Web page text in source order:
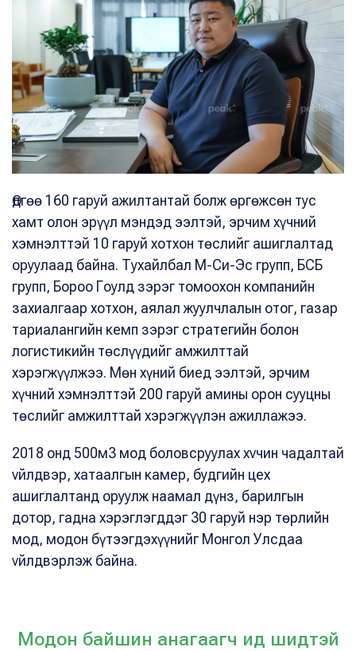
Өдгөө 160 гаруй ажилтантай болж өргөжсөн тус
хамт олон эрүүл мэндэд ээлтэй, эрчим хүчний
хэмнэлттэй 10 гаруй хотхон төслийг ашиглалтад
оруулаад байна. Тухайлбал М-Си-Эс групп, БСБ
групп, Бороо Гоулд зэрэг томоохон компанийн
захиалгаар хотхон, аялал жуулчлалын отог, газар
тариалангийн кемп зэрэг стратегийн болон
логистикийн төслүүдийг амжилттай
хэрэгжүүлжээ. Мөн хүний биед ээлтэй, эрчим
хүчний хэмнэлттэй 200 гаруй амины орон сууцны
төслийг амжилттай хэрэгжүүлэн ажиллажээ.
2018 онд 500м3 мод боловсруулах хvчин чадалтай
vйлдвэр, хатаалгын камер, будгийн цех
ашиглалтанд оруулж наамал дүнз, барилгын
дотор, гадна хэрэглэгддэг 30 гаруй нэр төрлийн
мод, модон бүтээгдэхүүнийг Монгол Улсдаа
vйлдвэрлэж байна.
Модон байшин анагаагч ид шидтэй